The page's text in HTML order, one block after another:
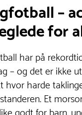
–
for
har på
– og det er ikke
hvor harde
Et